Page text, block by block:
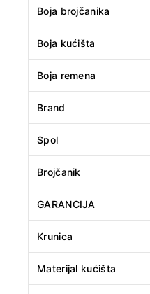
Boja brojčanika
Boja kućišta
Boja remena
Brand
Spol
Brojčanik
GARANCIJA
Krunica
Materijal kućišta